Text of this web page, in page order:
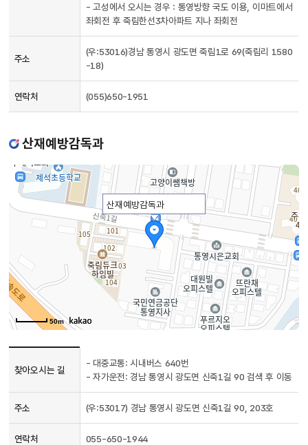
- 고성에서 오시는 경우 : 통영방향 국도 이용, 이마트에서
좌회전 후 죽림한선3차아파트 지나 좌회전
주소
(우:53016)경남 통영시 광도면 죽림1로 69(죽림리 1580
-18)
연락처 (055)650-1951
산재예방감독과
산재예방감독과
50m
길
담은
표로,
주소,
연락처,
찾아오시는 길
- 대중교통: 시내버스 640번
- 자가운전: 경남 통영시 광도면 신죽1길 90 검색 후 이동
주소 (우:53017) 경남 통영시 광도면 신죽1길 90, 203호
연락처 055-650-1944